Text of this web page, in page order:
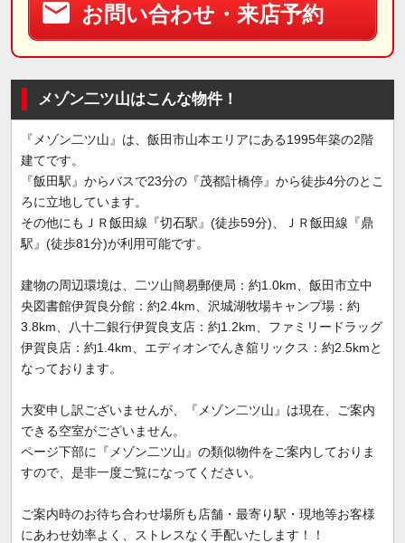
お問い合わせ・来店予約
メゾン二ツ山はこんな物件！
『メゾン二ツ山』は、飯田市山本エリアにある1995年築の2階
建てです。
『飯田駅』からバスで23分の『茂都計橋停』から徒歩4分のとこ
ろに立地しています。
その他にもＪＲ飯田線『切石駅』(徒歩59分)、ＪＲ飯田線『鼎
駅』(徒歩81分)が利用可能です。
建物の周辺環境は、二ツ山簡易郵便局：約1.0km、飯田市立中
央図書館伊賀良分館：約2.4km、沢城湖牧場キャンプ場：約
3.8km、八十二銀行伊賀良支店：約1.2km、ファミリードラッグ
伊賀良店：約1.4km、エディオンでんき舘リックス：約2.5kmと
なっております。
大変申し訳ございませんが、『メゾン二ツ山』は現在、ご案内
できる空室がございません。
ページ下部に『メゾン二ツ山』の類似物件をご案内しておりま
すので、是非一度ご覧になってください。
ご案内時のお待ち合わせ場所も店舗・最寄り駅・現地等お客様
にあわせ効率よく、ストレスなく手配いたします！！